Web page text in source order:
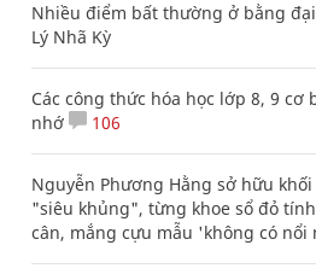
Nhiều điểm bất thường ở bằng
Lý Nhã Kỳ
Các công thức hóa học lớp 8, 9 cơ
nhớ
106
Nguyễn Phương Hằng sở hữu
"siêu khủng", từng khoe sổ đỏ
cân, mắng cựu mẫu 'không có nổi